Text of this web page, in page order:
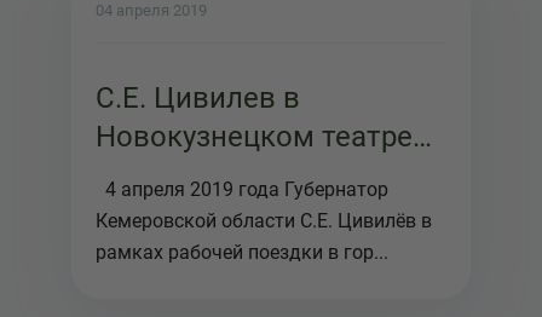
04 апреля 2019
С.Е. Цивилев в
Новокузнецком театре
кукол "Сказ"
4 апреля 2019 года Губернатор
Кемеровской области С.Е. Цивилёв в
рамках рабочей поездки в гор...